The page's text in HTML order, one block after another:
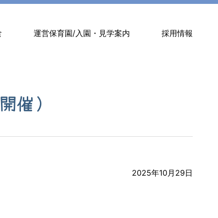
運営保育園/入園・見学案内 採用情報
催）
2025年10月29日